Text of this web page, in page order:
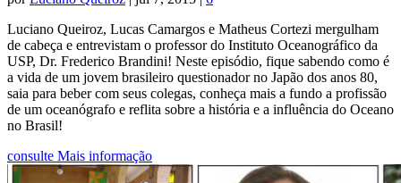
Luciano Queiroz, Lucas Camargos e Matheus Cortezi mergulham
de cabeça e entrevistam o professor do Instituto Oceanográfico da
USP, Dr. Frederico Brandini! Neste episódio, fique sabendo como é
a vida de um jovem brasileiro questionador no Japão dos anos 80,
saia para beber com seus colegas, conheça mais a fundo a profissão
de um oceanógrafo e reflita sobre a história e a influência do Oceano
no Brasil!
consulte Mais informação